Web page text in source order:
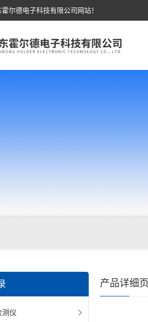
尔德电子科技有限公司网站！
，紫外可见分光光度计
测仪
产品详细页